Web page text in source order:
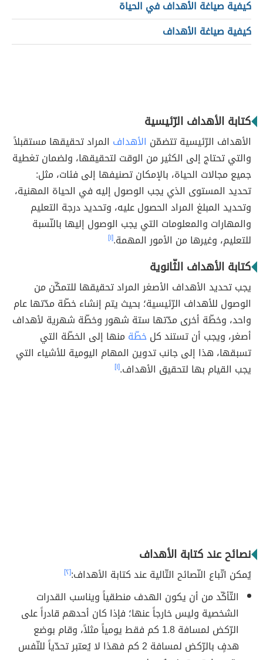
كيفية صياغة الأهداف في الحياة
كيفية صياغة الأهداف
كتابة الأهداف الرّئيسية
الأهداف الرّئيسية تتضمّن الأهداف المراد تحقيقها مستقبلاً
والتي تحتاج إلى الكثير من الوقت لتحقيقها، ولضمان تغطية
جميع مجالات الحياة، بالإمكان تصنيفها إلى فئات، مثل:
تحديد المستوى الذي يجب الوصول إليه في الحياة المهنية،
وتحديد المبلغ المراد الحصول عليه، وتحديد درجة التعليم
والمهارات والمعلومات التي يجب الوصول إليها بالنّسبة
للتعليم، وغيرها من الأمور المهمة.[١]
كتابة الأهداف الثّانوية
يجب تحديد الأهداف الأصغر المراد تحقيقها للتمكّن من
الوصول للأهداف الرّئيسية؛ بحيث يتم إنشاء خطّة مدّتها عام
واحد، وخطّة أخرى مدّتها ستة شهور وخطّة شهرية لأهداف
أصغر، ويجب أن تستند كلخطّة منها إلى الخطّة التي
تسبقها، هذا إلى جانب تدوين المهام اليومية للأشياء التي
يجب القيام بها لتحقيق الأهداف.[١]
نصائح عند كتابة الأهداف
يُمكن اتّباع النّصائح التّالية عند كتابة الأهداف:[٢]
التّأكّد من أن يكون الهدف منطقياً ويناسب القدرات
الشخصية وليس خارجاً عنها؛ فإذا كان أحدهم قادراً على
الرّكض لمسافة 1.8 كم فقط يومياً مثلاً، وقام بوضع
هدفٍ بالرّكض لمسافة 2 كم فهذا لا يُعتبر تحدّياً للنّفس